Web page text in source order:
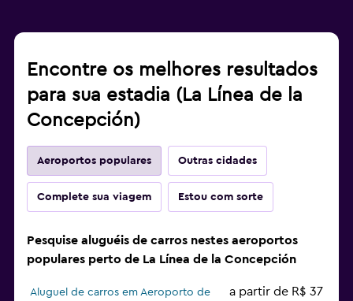
Encontre os melhores resultados
para sua estadia (La Línea de la
Concepción)
Aeroportos populares Outras cidades
Complete sua viagem Estou com sorte
Pesquise aluguéis de carros nestes aeroportos
populares perto de La Línea de la Concepción
Aluguel de carros em Aeroporto de
a partir de R$ 37